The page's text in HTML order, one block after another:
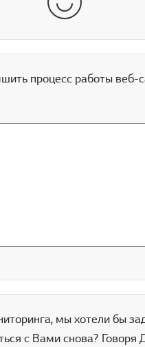
процесс работы веб-
мы хотели бы
с Вами снова?